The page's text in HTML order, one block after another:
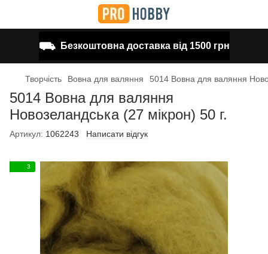
⛟ Безкоштовна доставка від 1500 грн
Творчість Вовна для валяння 5014 Вовна для валяння
5014 Вовна для валяння
Новозеландська (27 мікрон) 50 г.
Артикул: 1062243 Написати відгук
3